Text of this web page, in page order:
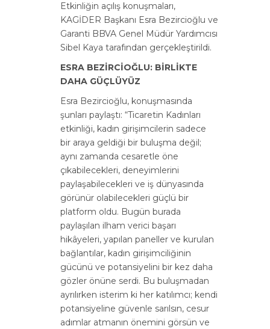
Etkinliğin açılış konuşmaları,
KAGİDER Başkanı Esra Bezircioğlu ve
Garanti BBVA Genel Müdür Yardımcısı
Sibel Kaya tarafından gerçekleştirildi.
ESRA BEZİRCİOĞLU: BİRLİKTE
DAHA GÜÇLÜYÜZ
Esra Bezircioğlu, konuşmasında
şunları paylaştı: “Ticaretin Kadınları
etkinliği, kadın girişimcilerin sadece
bir araya geldiği bir buluşma değil;
aynı zamanda cesaretle öne
çıkabilecekleri, deneyimlerini
paylaşabilecekleri ve iş dünyasında
görünür olabilecekleri güçlü bir
platform oldu. Bugün burada
paylaşılan ilham verici başarı
hikâyeleri, yapılan paneller ve kurulan
bağlantılar, kadın girişimciliğinin
gücünü ve potansiyelini bir kez daha
gözler önüne serdi. Bu buluşmadan
ayrılırken isterim ki her katılımcı; kendi
potansiyeline güvenle sarılsın, cesur
adımlar atmanın önemini görsün ve